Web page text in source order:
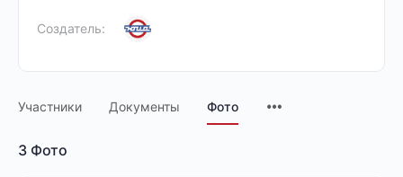
Создатель:
Участники Документы Фото
3 Фото